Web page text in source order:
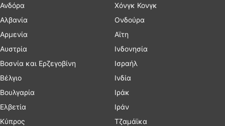
Ανδόρα
Αλβανία
Αρμενία
Αυστρία
Βοσνία και Ερζεγοβίνη
Βέλγιο
Βουλγαρία
Ελβετία
Κύπρος
Χόνγκ Κονγκ
Ονδούρα
Αϊτη
Ινδονησία
Ισραήλ
Ινδία
Ιράκ
Ιράν
Τζαμάϊκα